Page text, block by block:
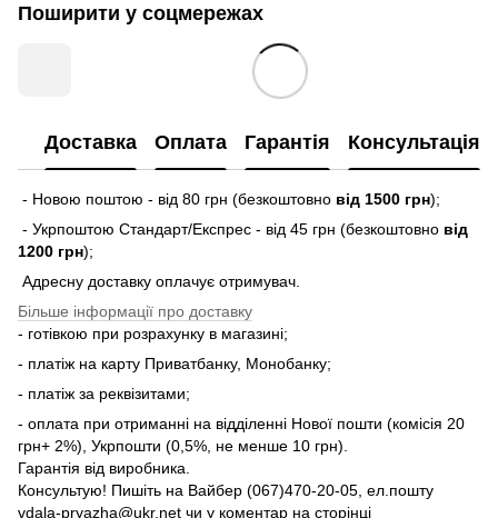
Поширити у соцмережах
Доставка Оплата Гарантія Консультація
- Новою поштою - від 80 грн (безкоштовно від 1500 грн);
- Укрпоштою Стандарт/Експрес - від 45 грн (безкоштовно від
1200 грн);
Адресну доставку оплачує отримувач.
Більше інформації про доставку
- готівкою при розрахунку в магазині;
- платіж на карту Приватбанку, Монобанку;
- платіж за реквізитами;
- оплата при отриманні на відділенні Нової пошти (комісія 20
грн+ 2%), Укрпошти (0,5%, не менше 10 грн).
Гарантія від виробника.
Консультую! Пишіть на Вайбер (067)470-20-05, ел.пошту
vdala-pryazha@ukr.net чи у коментар на сторінці